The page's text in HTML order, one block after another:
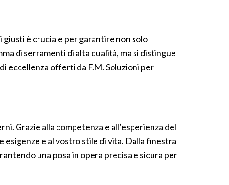
giusti è cruciale per garantire non solo
di serramenti di alta qualità, ma si distingue
eccellenza offerti da F.M. Soluzioni per
Grazie alla competenza e all’esperienza del
e al vostro stile di vita. Dalla finestra
una posa in opera precisa e sicura per